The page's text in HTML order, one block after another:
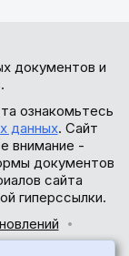
документов и
ознакомьтесь
данных. Сайт
внимание -
документов
сайта
гиперссылки.